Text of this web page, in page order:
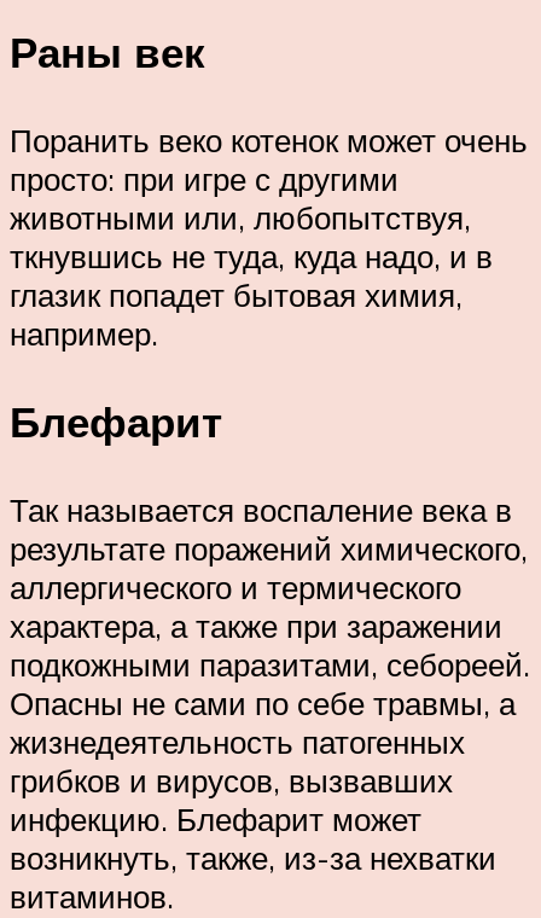
Раны век
Поранить веко котенок может очень
просто: при игре с другими
животными или, любопытствуя,
ткнувшись не туда, куда надо, и в
глазик попадет бытовая химия,
например.
Блефарит
Так называется воспаление века в
результате поражений химического,
аллергического и термического
характера, а также при заражении
подкожными паразитами, себореей.
Опасны не сами по себе травмы, а
жизнедеятельность патогенных
грибков и вирусов, вызвавших
инфекцию. Блефарит может
возникнуть, также, из-за нехватки
витаминов.